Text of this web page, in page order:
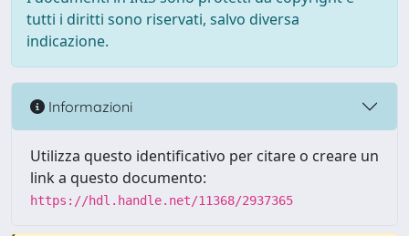
tutti i diritti sono riservati, salvo diversa
indicazione.
Informazioni
Utilizza questo identificativo per citare o creare un
link a questo documento:
https://hdl.handle.net/11368/2937365